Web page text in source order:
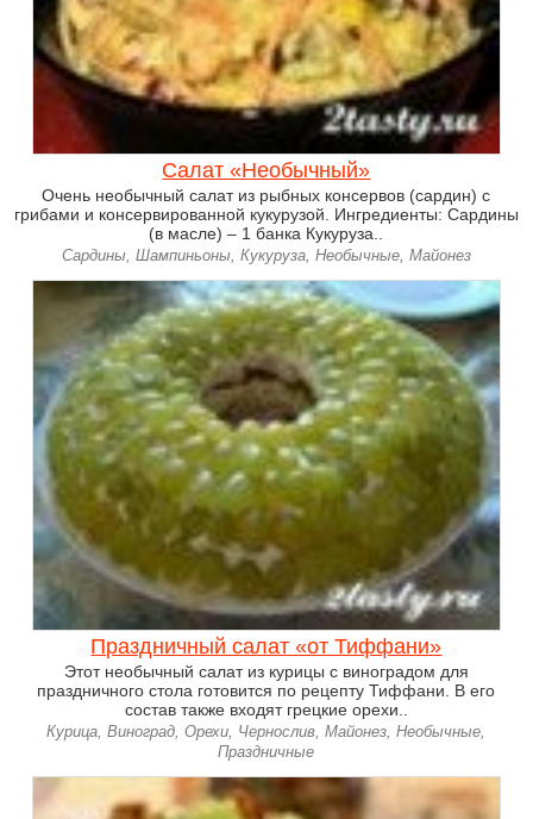
Салат «Необычный»
Очень необычный салат из рыбных консервов (сардин) с
грибами и консервированной кукурузой. Ингредиенты: Сардины
(в масле) – 1 банка Кукуруза..
Сардины, Шампиньоны, Кукуруза, Необычные, Майонез
Праздничный салат «от Тиффани»
Этот необычный салат из курицы с виноградом для
праздничного стола готовится по рецепту Тиффани. В его
состав также входят грецкие орехи..
Курица, Виноград, Орехи, Чернослив, Майонез, Необычные,
Праздничные